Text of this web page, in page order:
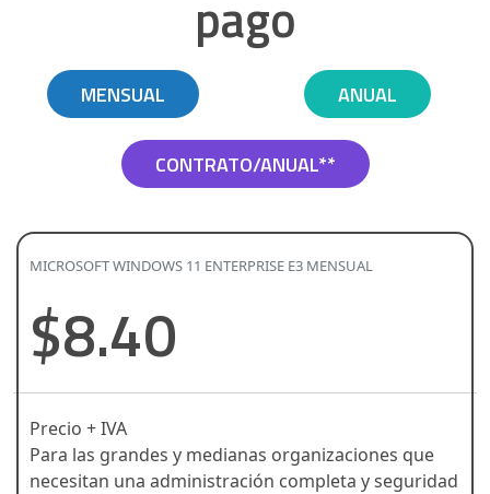
pago
MENSUAL ANUAL
CONTRATO/ANUAL**
MICROSOFT WINDOWS 11 ENTERPRISE E3 MENSUAL
$8.40
Precio + IVA
Para las grandes y medianas organizaciones que
necesitan una administración completa y seguridad